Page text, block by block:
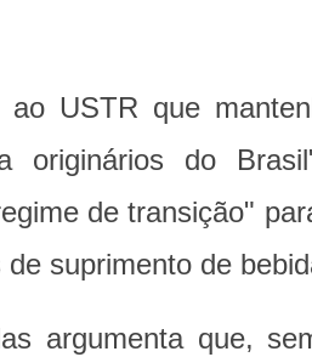
ao USTR que
originários do
de transição"
suprimento de
argumenta que,